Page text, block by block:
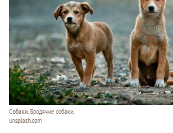
Собаки. Бродячие собаки.
unsplash.com